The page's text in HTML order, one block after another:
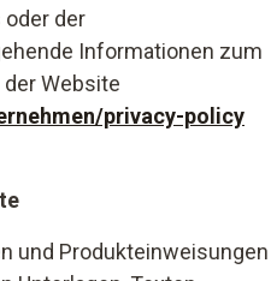
der
Informationen zum
Website
privacy-policy
und Produkteinweisungen